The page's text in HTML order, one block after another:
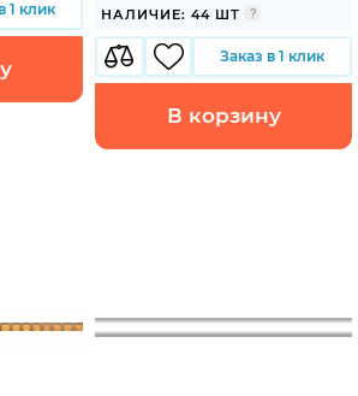
1 клик НАЛИЧИЕ: 44 ШТ
Заказ в 1 клик
В корзину